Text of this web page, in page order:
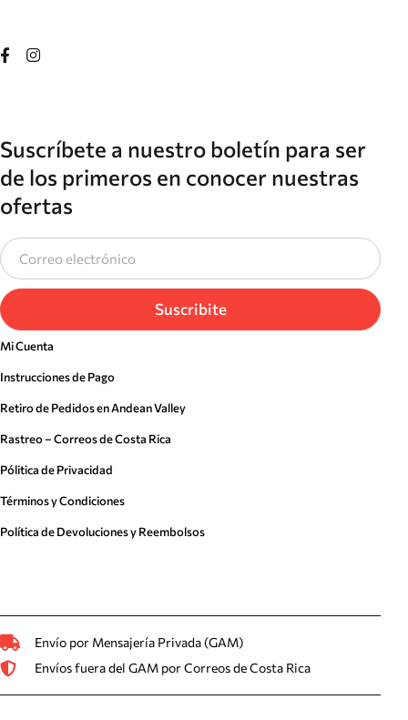
Suscríbete a nuestro boletín para ser
de los primeros en conocer nuestras
ofertas
Suscribite
Mi Cuenta
Instrucciones de Pago
Retiro de Pedidos en Andean Valley
Rastreo – Correos de Costa Rica
Pólitica de Privacidad
Términos y Condiciones
Política de Devoluciones y Reembolsos
Envío por Mensajería Privada (GAM)
Envíos fuera del GAM por Correos de Costa Rica